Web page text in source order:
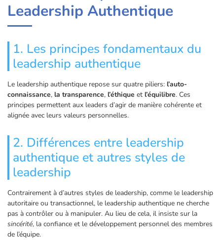
Leadership Authentique
1. Les principes fondamentaux du
leadership authentique
Le leadership authentique repose sur quatre piliers: l’auto-
connaissance, la transparence, l’éthique et l’équilibre. Ces
principes permettent aux leaders d’agir de manière cohérente et
alignée avec leurs valeurs personnelles.
2. Différences entre leadership
authentique et autres styles de
leadership
Contrairement à d’autres styles de leadership, comme le leadership
autoritaire ou transactionnel, le leadership authentique ne cherche
pas à contrôler ou à manipuler. Au lieu de cela, il insiste sur la
sincérité, la confiance et le développement personnel des membres
de l’équipe.